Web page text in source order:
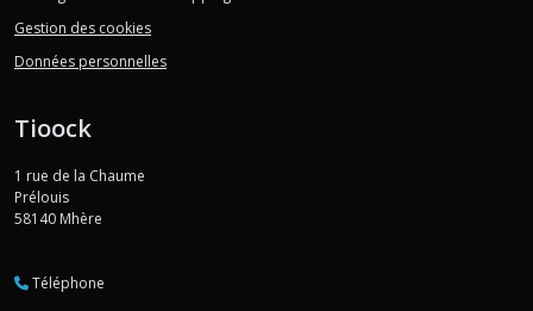
Gestion des cookies
Données personnelles
Tioock
1 rue de la Chaume
Prélouis
58140 Mhère
Téléphone